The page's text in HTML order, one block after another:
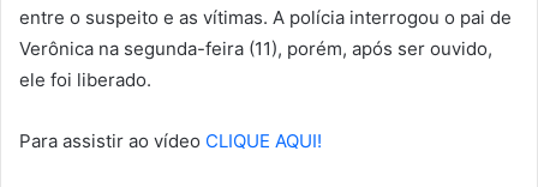
entre o suspeito e as vítimas. A polícia interrogou o pai de
Verônica na segunda-feira (11), porém, após ser ouvido,
ele foi liberado.
Para assistir ao vídeo CLIQUE AQUI!